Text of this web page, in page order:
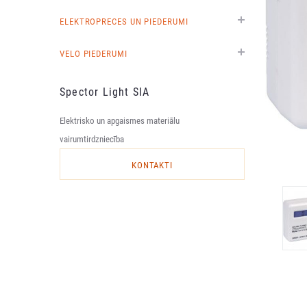
ELEKTROPRECES UN PIEDERUMI
VELO PIEDERUMI
Spector Light SIA
Elektrisko un apgaismes materiālu
vairumtirdzniecība
KONTAKTI